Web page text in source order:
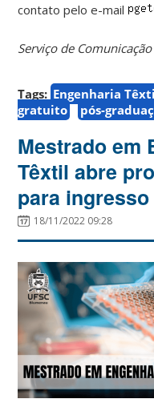
contato pelo e-mail
Serviço de
Tags: Engenharia
gratuito
pós-
Mestrado em
Têxtil abre
para ingresso
18/11/2022 09:28